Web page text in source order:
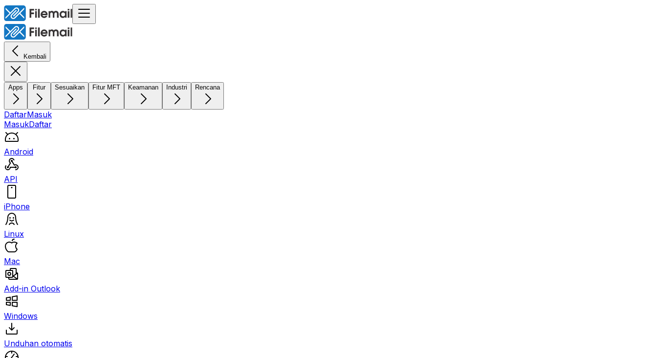
Kembali
Apps Fitur Sesuaikan Fitur MFT Keamanan Industri Rencana
DaftarMasuk
MasukDaftar
Android
API
iPhone
Linux
Mac
Add-in Outlook
Windows
Unduhan otomatis